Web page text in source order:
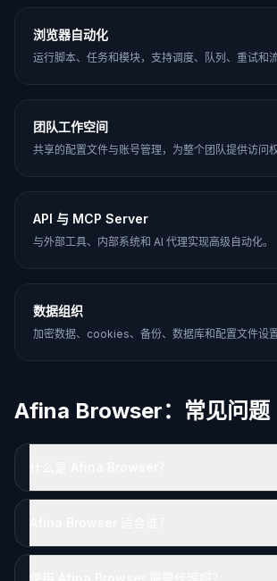
浏览器自动化
运行脚本、任务和模块，支持调度、队列、重试和流
团队工作空间
共享的配置文件与账号管理，为整个团队提供访问权
API 与 MCP Server
与外部工具、内部系统和 AI 代理实现高级自动化。
数据组织
加密数据、cookies、备份、数据库和配置文件设置
Afina Browser：常见问题